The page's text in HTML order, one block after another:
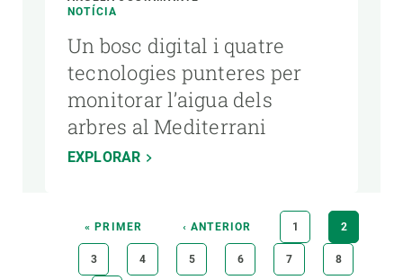
NOTÍCIA
Un bosc digital i quatre
tecnologies punteres per
monitorar l’aigua dels
arbres al Mediterrani
EXPLORAR
PaginacióPRIMERA
PÀGINA
« PRIMER
PÀGINA
ANTERIOR
‹ ANTERIOR PÀGINA
1
PÀGINA
ACTUAL
2
PÀGINA
3 PÀGINA
4 PÀGINA
5 PÀGINA
6 PÀGINA
7 PÀGINA
8